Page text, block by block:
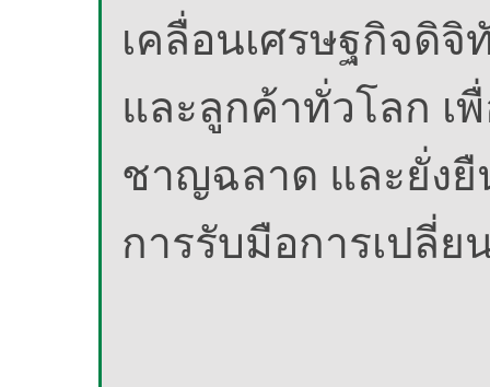
เคลื่อนเศรษฐกิจดิ
และลูกค้าทั่วโลก เ
ชาญฉลาด และยั่งยื
การรับมือการเปลี่